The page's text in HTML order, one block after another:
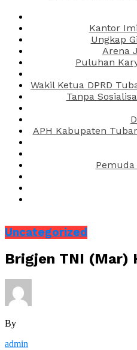
Kantor
Ungkap
Arena
Puluhan
Wakil Ketua DPRD
Tanpa
APH Kabupaten
Uncategorized
Brigjen TNI (Mar)
By
admin